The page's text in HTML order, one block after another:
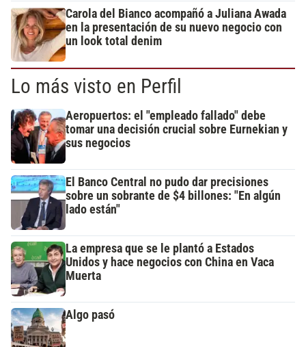
Carola del Bianco acompañó a Juliana Awada
en la presentación de su nuevo negocio con
un look total denim
Lo más visto en Perfil
Aeropuertos: el "empleado fallado" debe
tomar una decisión crucial sobre Eurnekian y
sus negocios
El Banco Central no pudo dar precisiones
sobre un sobrante de $4 billones: "En algún
lado están"
La empresa que se le plantó a Estados
Unidos y hace negocios con China en Vaca
Muerta
Algo pasó